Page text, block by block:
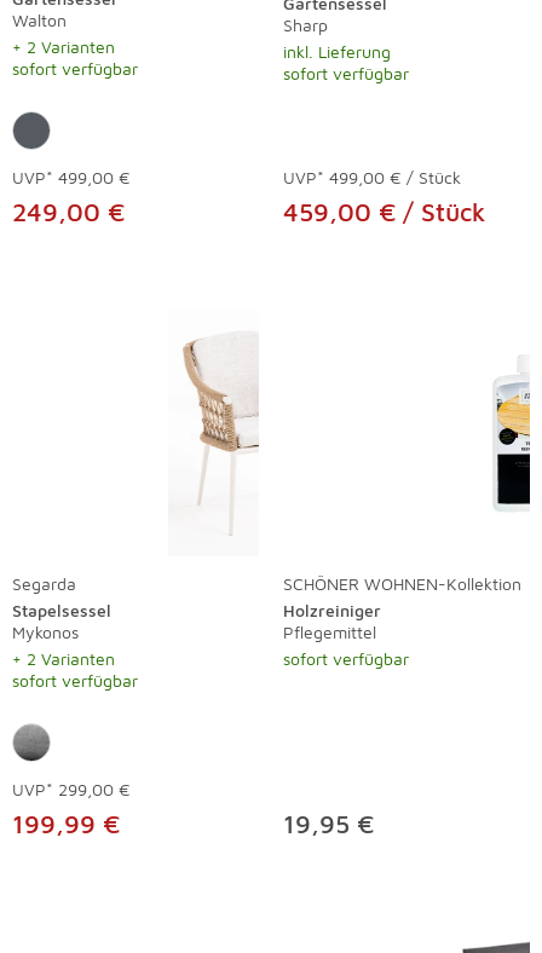
Walton
+ 2 Varianten
sofort verfügbar
UVP* 499,00 €
249,00 €
Sharp
inkl. Lieferung
sofort verfügbar
UVP* 499,00 € / Stück
459,00 € / Stück
Segarda
Stapelsessel
Mykonos
+ 2 Varianten
sofort verfügbar
UVP* 299,00 €
199,99 €
SCHÖNER WOHNEN-Kollektion
Holzreiniger
Pflegemittel
sofort verfügbar
19,95 €